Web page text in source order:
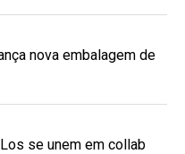
nova embalagem de
se unem em collab